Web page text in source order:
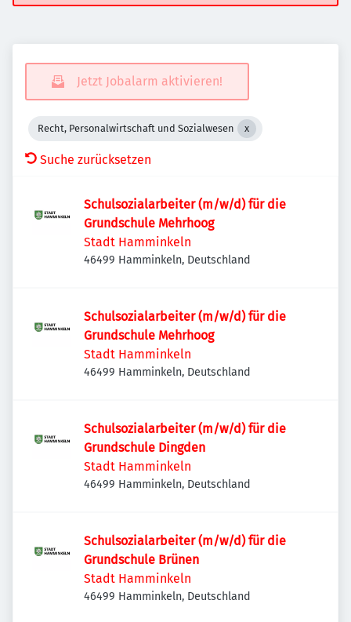
Jetzt Jobalarm aktivieren!
Recht, Personalwirtschaft und Sozialwesen
Suche zurücksetzen
Schulsozialarbeiter (m/w/d) für die
Grundschule Mehrhoog
Stadt Hamminkeln
46499 Hamminkeln, Deutschland
Schulsozialarbeiter (m/w/d) für die
Grundschule Mehrhoog
Stadt Hamminkeln
46499 Hamminkeln, Deutschland
Schulsozialarbeiter (m/w/d) für die
Grundschule Dingden
Stadt Hamminkeln
46499 Hamminkeln, Deutschland
Schulsozialarbeiter (m/w/d) für die
Grundschule Brünen
Stadt Hamminkeln
46499 Hamminkeln, Deutschland